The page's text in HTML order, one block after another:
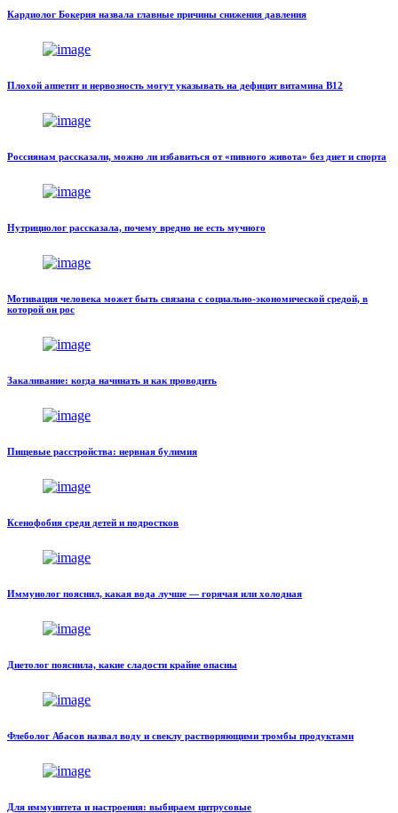
Кардиолог Бокерия назвала главные причины снижения давления
Плохой аппетит и нервозность могут указывать на дефицит витамина В12
Россиянам рассказали, можно ли избавиться от «пивного живота» без диет и спорта
Нутрициолог рассказала, почему вредно не есть мучного
Мотивация человека может быть связана с социально-экономической средой, в
которой он рос
Закаливание: когда начинать и как проводить
Пищевые расстройства: нервная булимия
Ксенофобия среди детей и подростков
Иммунолог пояснил, какая вода лучше — горячая или холодная
Диетолог пояснила, какие сладости крайне опасны
Флеболог Абасов назвал воду и свеклу растворяющими тромбы продуктами
Для иммунитета и настроения: выбираем цитрусовые